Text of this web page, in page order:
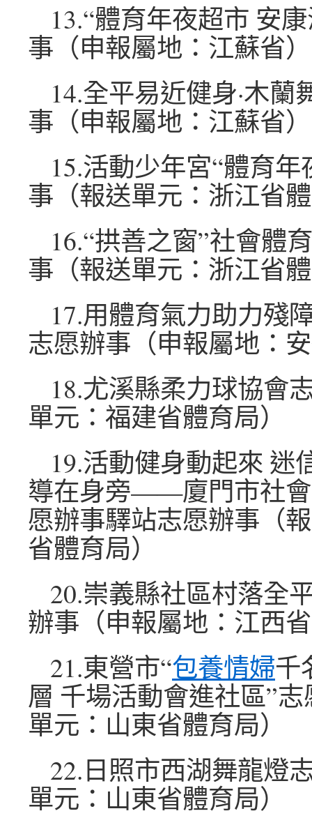
13.“體育年夜超市 安
事（申報屬地：江蘇省）
14.全平易近健身·木蘭
事（申報屬地：江蘇省）
15.活動少年宮“體育
事（報送單元：浙江省
16.“拱善之窗”社會體
事（報送單元：浙江省
17.用體育氣力助力殘
志愿辦事（申報屬地：
18.尤溪縣柔力球協會
單元：福建省體育局）
19.活動健身動起來 迷
導在身旁——廈門市社
愿辦事驛站志愿辦事（
省體育局）
20.崇義縣社區村落全
辦事（申報屬地：江西
21.東營市“包養情婦千
層 千場活動會進社區”
單元：山東省體育局）
22.日照市西湖舞龍燈
單元：山東省體育局）